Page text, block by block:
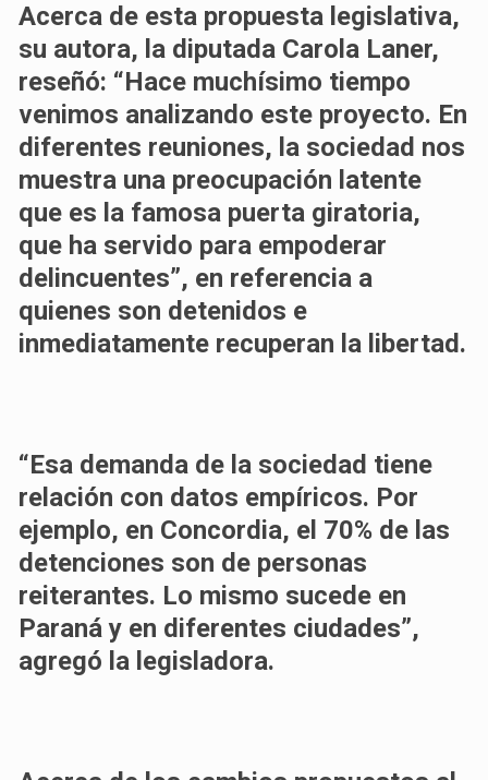
Acerca de esta propuesta legislativa,
su autora, la diputada Carola Laner,
reseñó: “Hace muchísimo tiempo
venimos analizando este proyecto. En
diferentes reuniones, la sociedad nos
muestra una preocupación latente
que es la famosa puerta giratoria,
que ha servido para empoderar
delincuentes”, en referencia a
quienes son detenidos e
inmediatamente recuperan la libertad.
“Esa demanda de la sociedad tiene
relación con datos empíricos. Por
ejemplo, en Concordia, el 70% de las
detenciones son de personas
reiterantes. Lo mismo sucede en
Paraná y en diferentes ciudades”,
agregó la legisladora.